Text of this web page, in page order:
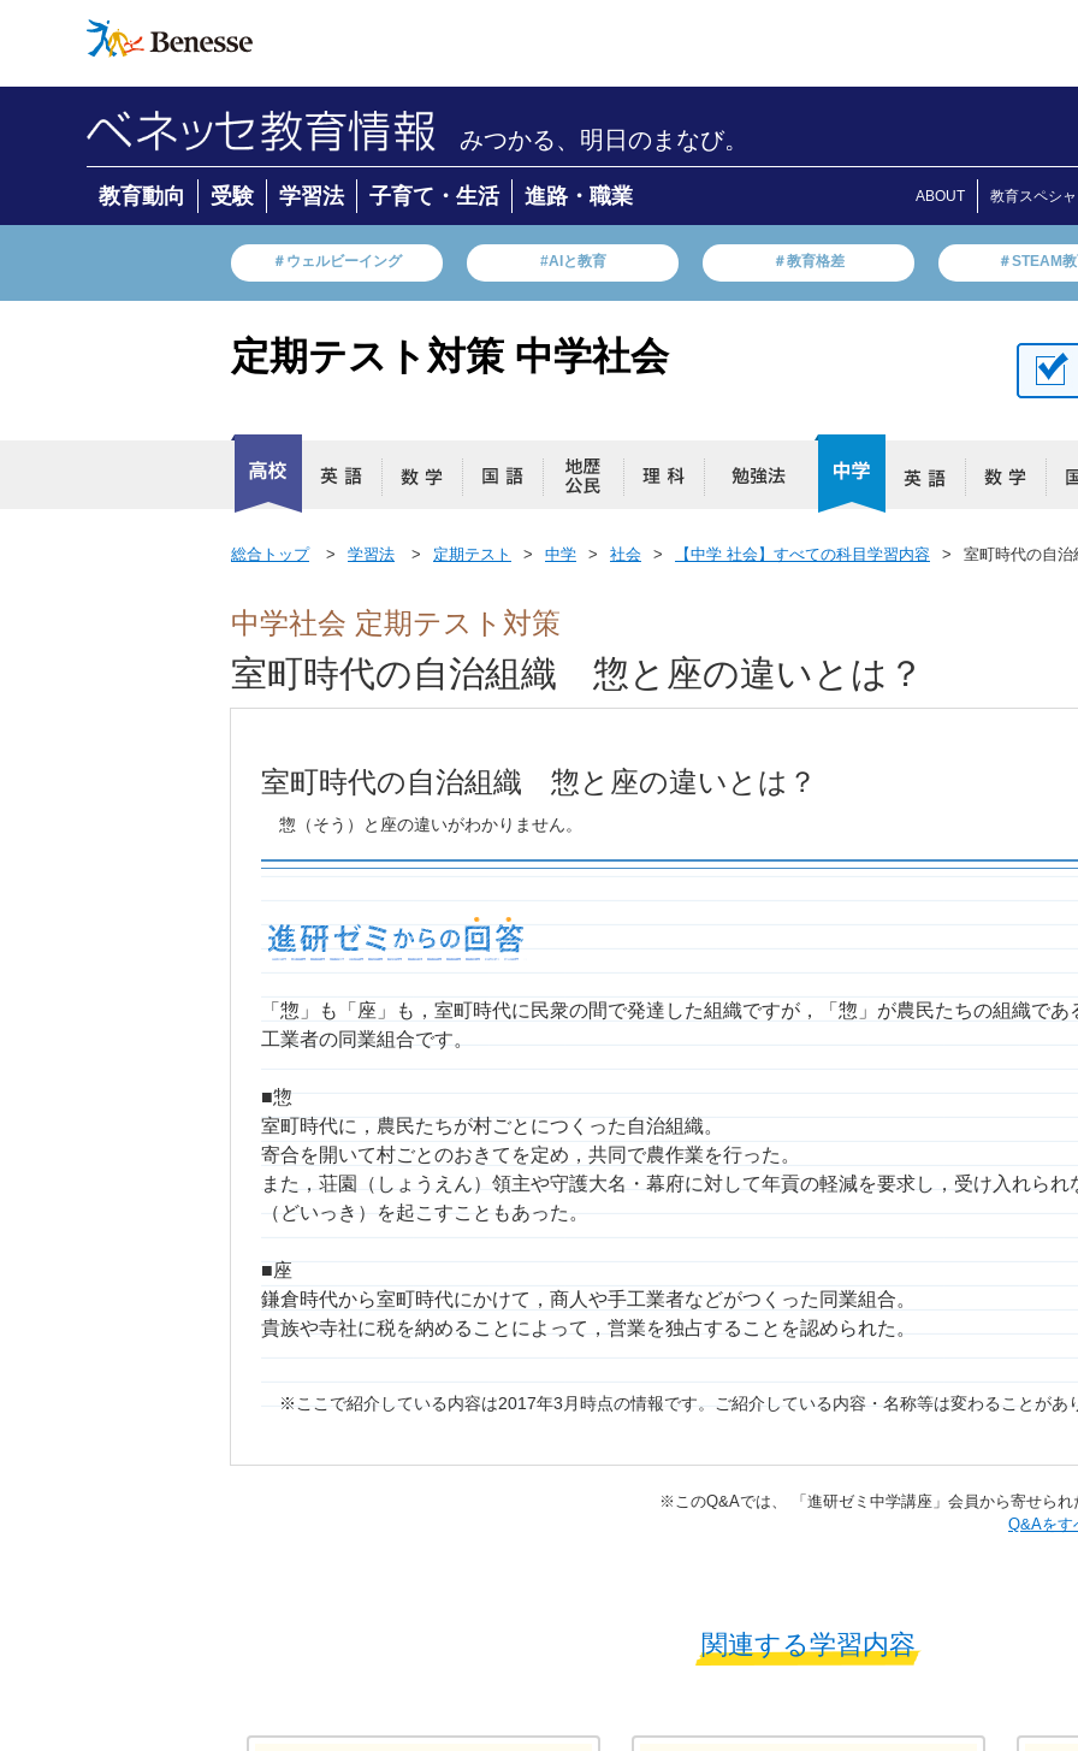
みつかる、明日のまなび。
教育動向 受験 学習法 子育て・生活 進路・職業 ABOUT 教育スペシ
＃ウェルビーイング #AIと教育 ＃教育格差 ＃STEAM
定期テスト対策 中学社会
総合トップ 学習法 定期テスト 中学 社会 【中学 社会】すべての科目学習内容 室町時代の自
中学社会 定期テスト対策
室町時代の自治組織 惣と座の違いとは？
室町時代の自治組織 惣と座の違いとは？
惣（そう）と座の違いがわかりません。
「惣」も「座」も，室町時代に民衆の間で発達した組織ですが，「惣」が農民たちの組織で
工業者の同業組合です。
■惣
室町時代に，農民たちが村ごとにつくった自治組織。
寄合を開いて村ごとのおきてを定め，共同で農作業を行った。
また，荘園（しょうえん）領主や守護大名・幕府に対して年貢の軽減を要求し，受け入れられ
（どいっき）を起こすこともあった。
■座
鎌倉時代から室町時代にかけて，商人や手工業者などがつくった同業組合。
貴族や寺社に税を納めることによって，営業を独占することを認められた。
ここで紹介している内容は2017年3月時点の情報です。ご紹介している内容・名称等は変わることがあ
※​このQ&Aでは、​ 「進研ゼミ中学講座」​会員から寄せら
​​Q&Aをす
関連する学習内容